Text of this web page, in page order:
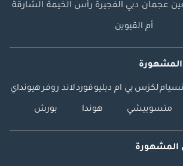
عجمان دبي الفجيرة رأس الخيمة الشارقة
أم القيوين
لكزس بي ام دبليوفوردلاند روفرهيونداي
متسوبيشي هوندا بورش
المشهورة